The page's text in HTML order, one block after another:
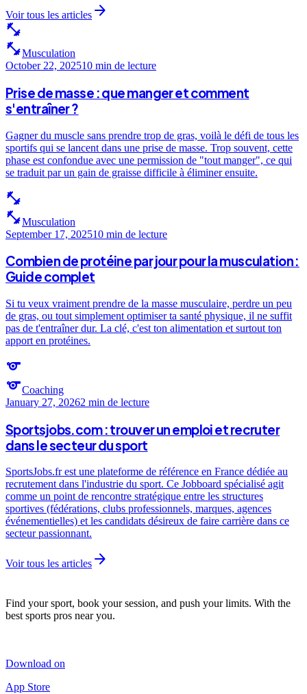
Voir tous les articles arrow_forward
fitness_center
fitness_centerMusculation
October 22, 202510 min de lecture
Prise de masse : que manger et comment
s'entraîner ?
Gagner du muscle sans prendre trop de gras, voilà le défi de tous les
sportifs qui se lancent dans une prise de masse. Trop souvent, cette
phase est confondue avec une permission de "tout manger", ce qui
se traduit par un gain de graisse difficile à éliminer ensuite.
fitness_center
fitness_centerMusculation
September 17, 202510 min de lecture
Combien de protéine par jour pour la musculation :
Guide complet
Si tu veux vraiment prendre de la masse musculaire, perdre un peu
de gras, ou tout simplement optimiser ta santé physique, il ne suffit
pas de t'entraîner dur. La clé, c'est ton alimentation et surtout ton
apport en protéines.
sports
sportsCoaching
January 27, 20262 min de lecture
Sportsjobs.com : trouver un emploi et recruter
dans le secteur du sport
SportsJobs.fr est une plateforme de référence en France dédiée au
recrutement dans l'industrie du sport. Ce Jobboard spécialisé agit
comme un point de rencontre stratégique entre les structures
sportives (fédérations, clubs professionnels, marques, agences
événementielles) et les candidats désireux de faire carrière dans ce
secteur passionnant.
Voir tous les articles arrow_forward
Find your sport, book your session, and push your limits. With the
best sports pros near you.
Download on
App Store